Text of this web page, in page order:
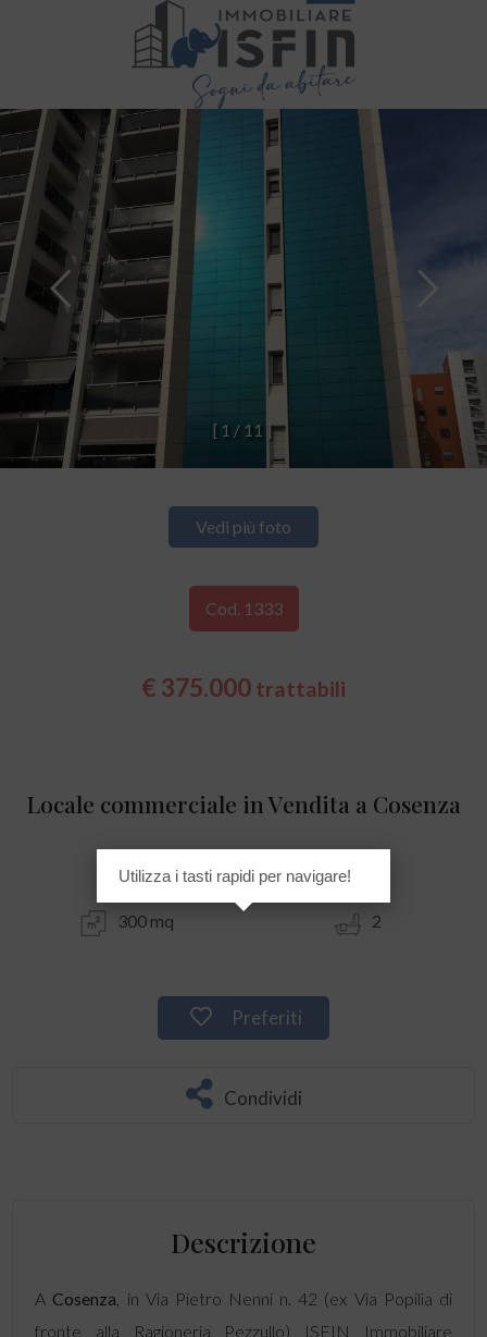
[ 1 / 1 1 ]
Vedi più foto
Cod. 1333
€ 375.000 trattabili
Locale commerciale in Vendita a Cosenza
300 mq 2
Preferiti
Condividi
Descrizione
A Cosenza , in Via Pietro Nenni n. 42 (ex Via Popilia di
fronte alla Ragioneria Pezzullo) ISFIN Immobiliare
Utilizza i tasti rapidi per navigare!